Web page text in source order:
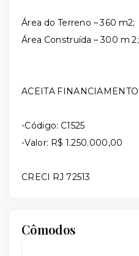
Área do Terreno – 360 m2;
Área Construída – 300 m 2;
ACEITA FINANCIAMENTO
-Código: C1525
-Valor: R$ 1.250.000,00
CRECI RJ 72513
Cômodos